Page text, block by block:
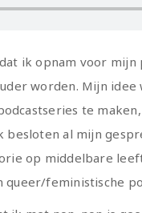
ik opnam voor mijn
worden. Mijn idee
te
besloten al mijn
op middelbare
queer/feministische